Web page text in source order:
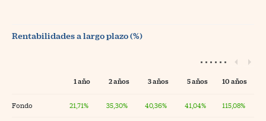
Rentabilidades a largo plazo (%)
1 año 2 años 3 años 5 años 10 años
Fondo 21,71% 35,30% 40,36% 41,04% 115,08%